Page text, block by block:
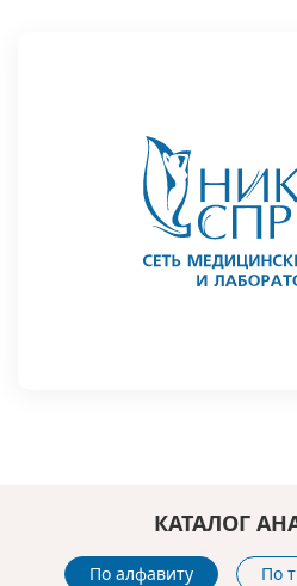
КАТАЛОГ
По алфавиту По